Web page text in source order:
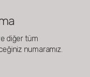
diğer tüm
numaramız.